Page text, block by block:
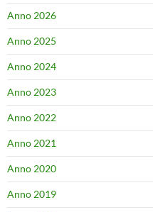
Anno 2026
Anno 2025
Anno 2024
Anno 2023
Anno 2022
Anno 2021
Anno 2020
Anno 2019